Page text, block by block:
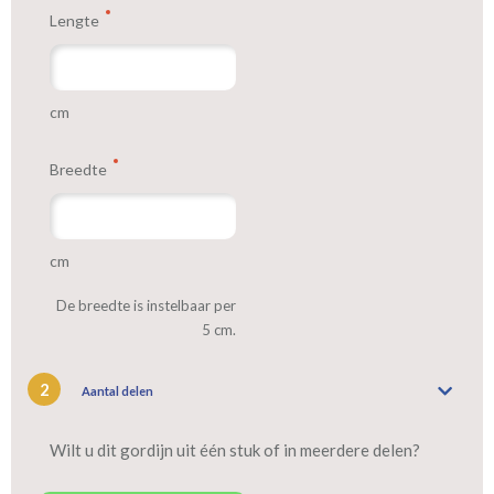
worden gemaakt.
voeren: een verschil van dag en nacht!
Lengte
cm
Breedte
cm
De breedte is instelbaar per
5 cm.
2 Aantal delen
Wilt u dit gordijn uit één stuk of in meerdere delen?